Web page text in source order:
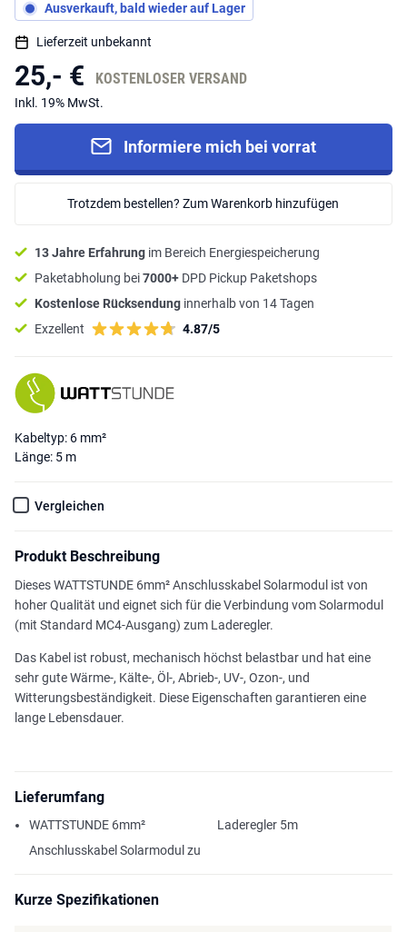
Ausverkauft, bald wieder auf Lager
Lieferzeit unbekannt
25,- € KOSTENLOSER VERSAND
Inkl. 19% MwSt.
Informiere mich bei vorrat
Trotzdem bestellen? Zum Warenkorb hinzufügen
13 Jahre Erfahrung im Bereich Energiespeicherung
Paketabholung bei7000+ DPD Pickup Paketshops
Kostenlose Rücksendung innerhalb von 14 Tagen
Exzellent
4.87/5
Kabeltyp: 6 mm²
Länge: 5 m
Vergleichen
Produkt Beschreibung
Dieses WATTSTUNDE 6mm² Anschlusskabel Solarmodul ist von
hoher Qualität und eignet sich für die Verbindung vom Solarmodul
(mit Standard MC4-Ausgang) zum Laderegler.
Das Kabel ist robust, mechanisch höchst belastbar und hat eine
sehr gute Wärme-, Kälte-, Öl-, Abrieb-, UV-, Ozon-, und
Witterungsbeständigkeit. Diese Eigenschaften garantieren eine
lange Lebensdauer.
Lieferumfang
WATTSTUNDE 6mm²
Anschlusskabel Solarmodul zu
Laderegler 5m
Kurze Spezifikationen